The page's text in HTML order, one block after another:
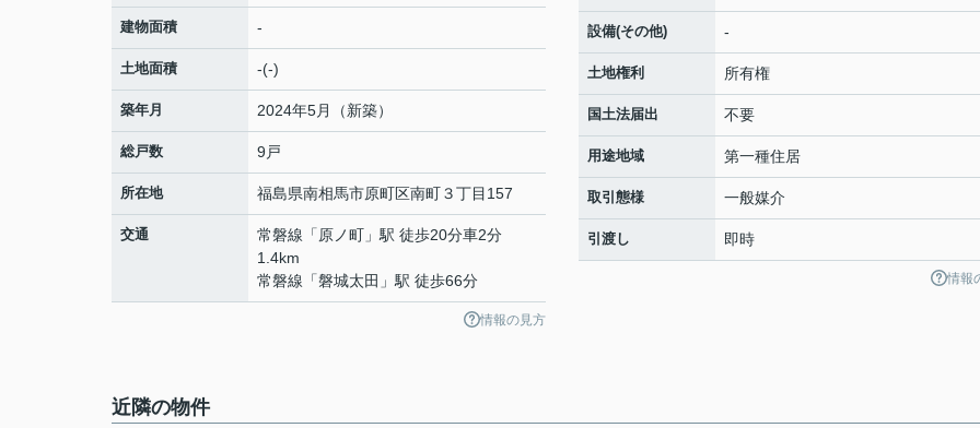
建物面積 -
土地面積 -(-)
築年月 2024年5月（新築）
総戸数 9戸
所在地 福島県南相馬市原町区南町３丁目157
交通 常磐線 「 原ノ町 」駅 徒歩20分車2分
1.4km
常磐線 「磐城太田 」駅 徒歩66分
情報の見方
設備(その他) -
土地権利 所有権
国土法届出 不要
用途地域 第一種住居
取引態様 一般媒介
引渡し 即時
情報
近隣の物件